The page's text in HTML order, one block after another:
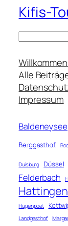
Kifis-
c
h
e
n
Alle
Impressum
Baldeneysee
Berggasthof
Duisburg Düssel
Felderbach
Hattingen
Hugenpoet
Landgasthof